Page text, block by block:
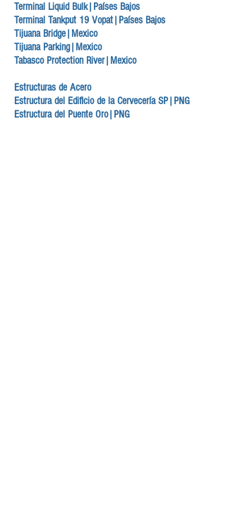
Terminal Liquid Bulk|Países Bajos
Terminal Tankput 19 Vopat|Países Bajos
Tijuana Bridge|Mexico
Tijuana Parking|Mexico
Tabasco Protection River|Mexico
Estructuras de Acero
Estructura del Edificio de la Cervecería SP|PNG
Estructura del Puente Oro|PNG